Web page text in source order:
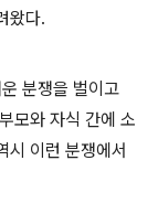
왔다.
분쟁을 벌이고
모와 자식 간에 소
시 이런 분쟁에서